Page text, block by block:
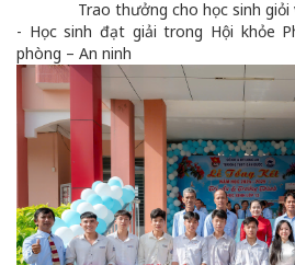
Trao thưởng cho học sinh
- Học sinh đạt giải trong Hội khỏe
phòng – An ninh